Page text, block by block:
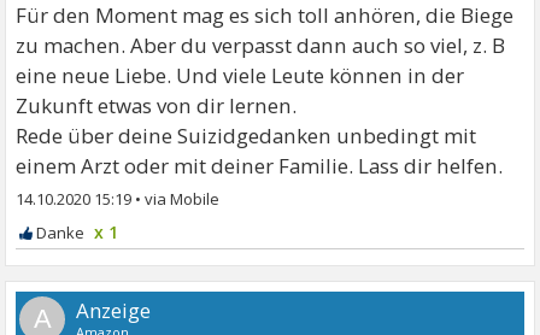
Für den Moment mag es sich toll anhören, die Biege
zu machen. Aber du verpasst dann auch so viel, z. B
eine neue Liebe. Und viele Leute können in der
Zukunft etwas von dir lernen.
Rede über deine Suizidgedanken unbedingt mit
einem Arzt oder mit deiner Familie. Lass dir helfen.
14.10.2020 15:19 •
x 1
A